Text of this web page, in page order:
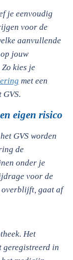
je eenvoudig
voor de
aanvullende
jouw
kies je
met een
eigen risico
GVS worden
de
onder je
voor de
overblijft, gaat af
Het
geregistreerd in